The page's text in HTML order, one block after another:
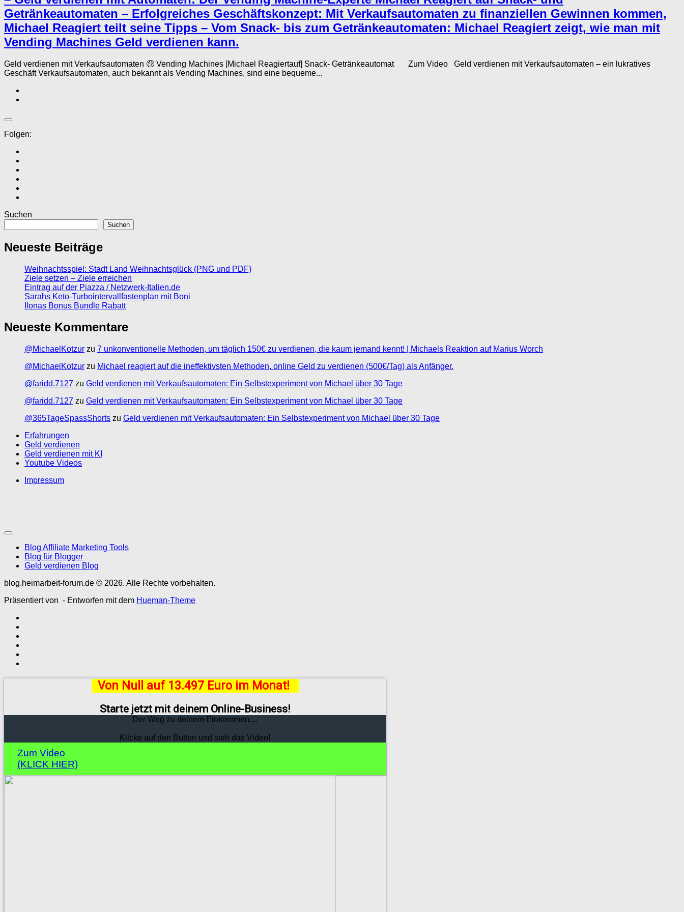
Getränkeautomaten – Erfolgreiches Geschäftskonzept: Mit Verkaufsautomaten zu finanziellen Gewinnen kommen,
Michael Reagiert teilt seine Tipps – Vom Snack- bis zum Getränkeautomaten: Michael Reagiert zeigt, wie man mit
Vending Machines Geld verdienen kann.
Geld verdienen mit Verkaufsautomaten 🤑 Vending Machines [Michael Reagiertauf] Snack- Getränkeautomat Zum Video Geld verdienen mit Verkaufsautomaten – ein lukratives
Geschäft Verkaufsautomaten, auch bekannt als Vending Machines, sind eine bequeme...
Folgen:
Suchen
Suchen
Neueste Beiträge
Weihnachtsspiel: Stadt Land Weihnachtsglück (PNG und PDF)
Ziele setzen – Ziele erreichen
Eintrag auf der Piazza / Netzwerk-Italien.de
Sarahs Keto-Turbointervallfastenplan mit Boni
Ilonas Bonus Bundle Rabatt
Neueste Kommentare
@MichaelKotzur zu 7 unkonventionelle Methoden, um täglich 150€ zu verdienen, die kaum jemand kennt! | Michaels Reaktion auf Marius Worch
@MichaelKotzur zu Michael reagiert auf die ineffektivsten Methoden, online Geld zu verdienen (500€/Tag) als Anfänger.
@faridd.7127 zu Geld verdienen mit Verkaufsautomaten: Ein Selbstexperiment von Michael über 30 Tage
@faridd.7127 zu Geld verdienen mit Verkaufsautomaten: Ein Selbstexperiment von Michael über 30 Tage
@365TageSpassShorts zu Geld verdienen mit Verkaufsautomaten: Ein Selbstexperiment von Michael über 30 Tage
Erfahrungen
Geld verdienen
Geld verdienen mit KI
Youtube Videos
Impressum
Blog Affiliate Marketing Tools
Blog für Blogger
Geld verdienen Blog
blog.heimarbeit-forum.de © 2026. Alle Rechte vorbehalten.
Präsentiert von - Entworfen mit dem Hueman-Theme
Von Null auf 13.497 Euro im Monat!
Starte jetzt mit deinem Online-Business!
Der Weg zu deinem Einkommen....
Klicke auf den Button und sieh das Video!
Zum Video
(KLICK HIER)